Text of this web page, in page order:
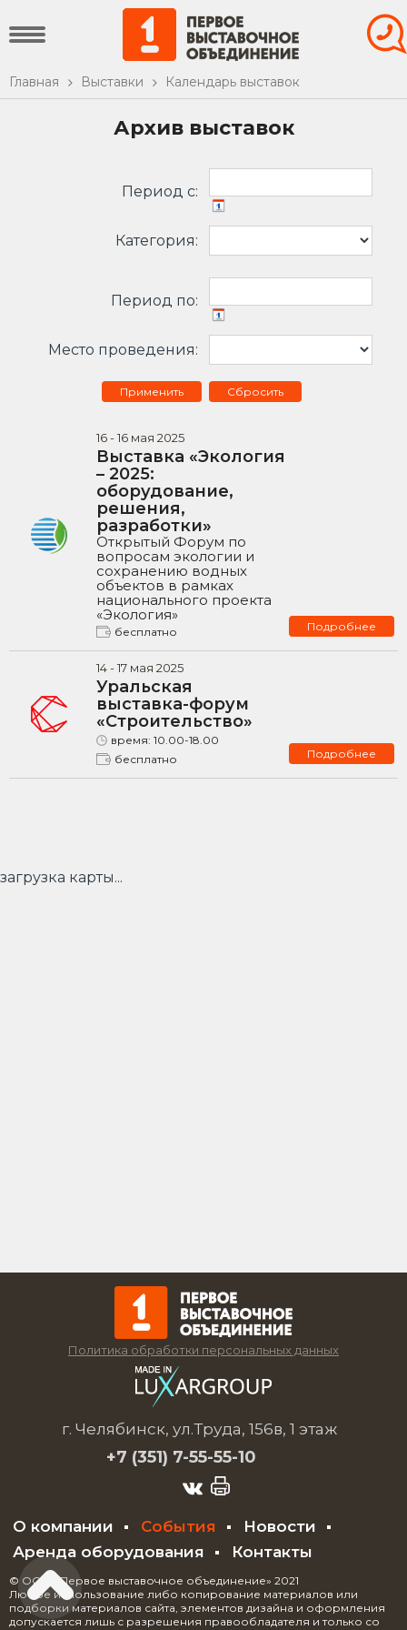
Главная Выставки Календарь выставок
Архив выставок
Период c:
Категория:
Период по:
Место проведения:
Сбросить
16-16мая 2025
Выставка «Экология
– 2025:
оборудование,
решения,
разработки»
Открытый Форум по
вопросам экологии и
сохранению водных
объектов в рамках
национального проекта
«Экология»
бесплатно Подробнее
14-17мая 2025
Уральская
выставка-форум
«Строительство»
время: 10.00-18.00
бесплатно
Подробнее
загрузка карты...
Политика обработки персональных данных
г. Челябинск, ул.Труда, 156в, 1 этаж
+7 (351) 7-55-55-10
О компании События
Новости
Аренда оборудования
Контакты
© ООО «Первое выставочное объединение» 2021
Любое использование либо копирование материалов или
подборки материалов сайта, элементов дизайна и оформления
допускается лишь с разрешения правообладателя и только со